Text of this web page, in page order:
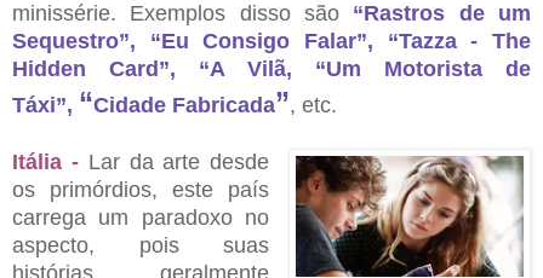
minissérie. Exemplos disso são “Rastros de um
Sequestro”, “Eu Consigo Falar”, “Tazza - The
Hidden Card ”, “A Vilã, “Um Motorista de
Táxi”, “Cidade Fabricada”, etc.
Itália -Lar da arte desde
os primórdios, este país
carrega um paradoxo no
aspecto, pois suas